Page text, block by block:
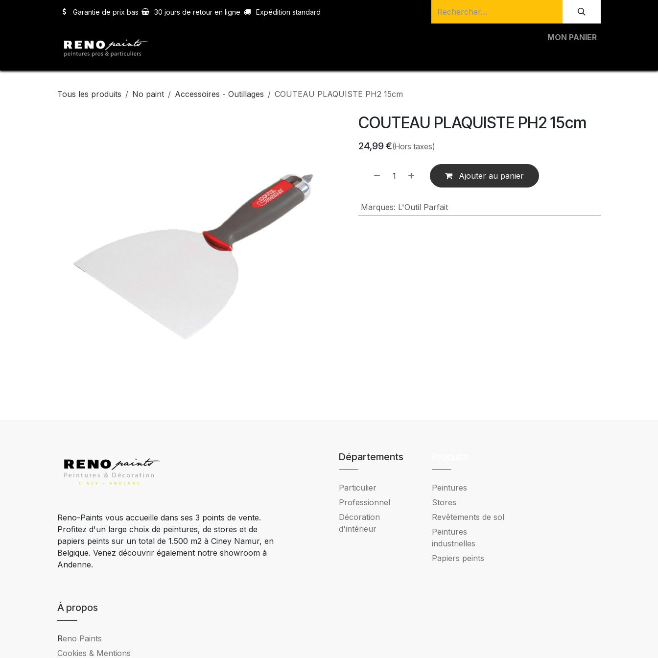
Garantie de prix bas 30 jours de retour en ligne Expédition standard
MON PANIER
Tous les produits No paint Accessoires - Outillages COUTEAU PLAQUISTE PH2 15cm
COUTEAU PLAQUISTE PH2 15cm
24,99€(Hors taxes)
Ajouter au panier
Marques: L'Outil Parfait
Reno-Paints vous accueille dans ses 3 points de vente.
Profitez d'un large choix de peintures, de stores et de
papiers peints sur un total de 1.500 m2 à Ciney Namur, en
Belgique. Venez découvrir également notre showroom à
Andenne.
Départements
Particulier
Professionnel
Décoration
d'intérieur
Peintures
Stores
Revêtements de sol
Peintures
industrielles
Papiers peints
À propos
Reno Paints
Cookies & Mentions